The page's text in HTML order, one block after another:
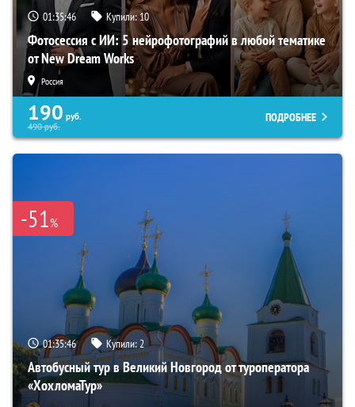
01:35:45 Купили:10
Фотосессия с ИИ: 5 нейрофотографий в любой тематике
от New Dream Works
Россия
190 руб.
490руб.
ПОДРОБНЕЕ
-51%
01:35:45 Купили:2
Автобусный тур в Великий Новгород от туроператора
«ХохломаТур»